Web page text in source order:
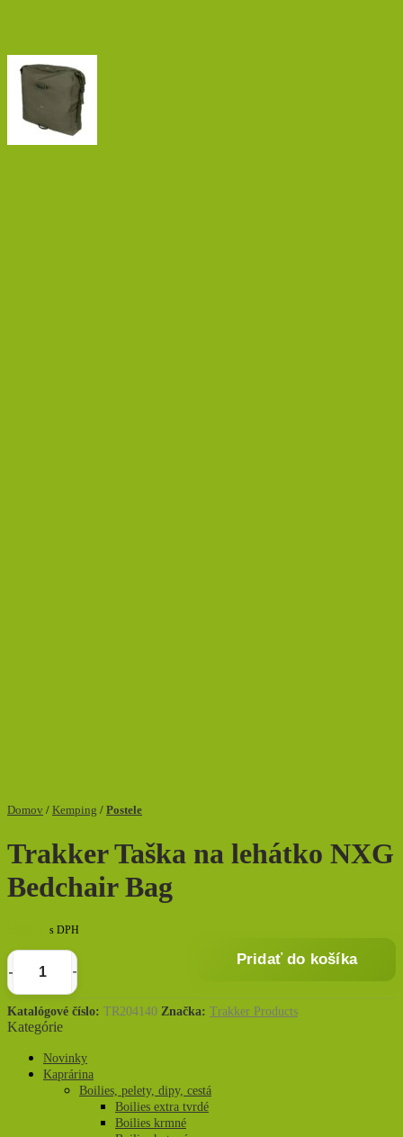
Domov / Kemping / Postele
Trakker Taška na lehátko NXG
Bedchair Bag
s DPH
množstvo
Trakker
Taška
na
NXG
Bedchair
Pridať do košíka
Katalógové číslo: TR204140 Značka: Trakker Products
Kategórie
Novinky
Kaprárina
Boilies, pelety, dipy, cestá
Boilies extra tvrdé
Boilies krmné